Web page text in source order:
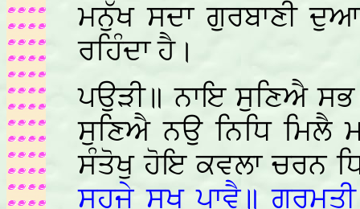
ਮਨੁੱਖ ਸਦਾ ਗੁਰਬਾਣੀ
ਰਹਿੰਦਾ ਹੈ।
ਪਉੜੀ॥ ਨਾਇ ਸੁਣਿਐ ਸਭ
ਸੁਣਿਐ ਨਉ ਨਿਧਿ ਮਿਲੈ
ਸੰਤੋਖੁ ਹੋਇ ਕਵਲਾ ਚਰਨ
ਸਹਜੇ ਸੁਖੁ ਪਾਵੈ॥